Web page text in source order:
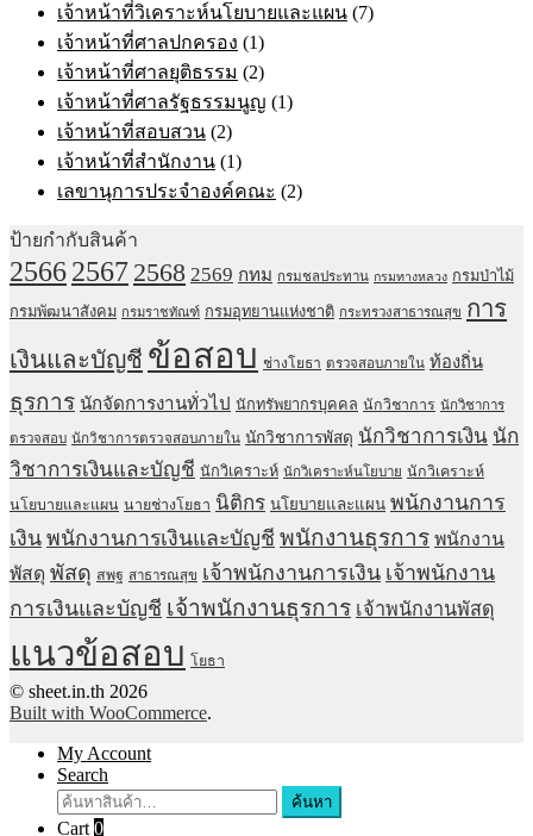
เจ้าหน้าที่วิเคราะห์นโยบายและแผน (7)
เจ้าหน้าที่ศาลปกครอง (1)
เจ้าหน้าที่ศาลยุติธรรม (2)
เจ้าหน้าที่ศาลรัฐธรรมนูญ (1)
เจ้าหน้าที่สอบสวน (2)
เจ้าหน้าที่สำนักงาน (1)
เลขานุการประจำองค์คณะ (2)
ป้ายกำกับสินค้า
25662567 2568 2569 กทม กรมชลประทาน กรมทางหลวง กรมป่าไม้
กรมพัฒนาสังคม กรมราชทัณฑ์ กรมอุทยานแห่งชาติ กระทรวงสาธารณสุข การ
เงินและบัญชี ข้อสอบ ช่างโยธา ตรวจสอบภายใน ท้องถิ่น
ธุรการ นักจัดการงานทั่วไป นักทรัพยากรบุคคล นักวิชาการ นักวิชาการ
ตรวจสอบ นักวิชาการตรวจสอบภายใน นักวิชาการพัสดุ นักวิชาการเงิน นัก
วิชาการเงินและบัญชี นักวิเคราะห์ นักวิเคราะห์นโยบาย นักวิเคราะห์
นโยบายและแผน นายช่างโยธา นิติกร นโยบายและแผน พนักงานการ
เงิน พนักงานการเงินและบัญชี พนักงานธุรการ พนักงาน
พัสดุ พัสดุ สพฐ สาธารณสุข เจ้าพนักงานการเงิน เจ้าพนักงาน
การเงินและบัญชี เจ้าพนักงานธุรการ เจ้าพนักงานพัสดุ
แนวข้อสอบ โยธา
© sheet.in.th 2026
Built with WooCommerce.
My Account
Search
ค้นหา:
ค้นหา
Cart 0